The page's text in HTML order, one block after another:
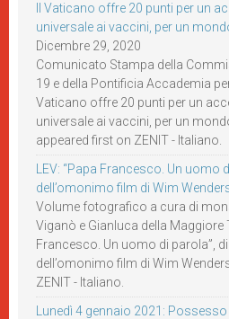
Il Vaticano offre 20 punti per un
universale ai vaccini, per un
Dicembre 29, 2020
Comunicato Stampa della
19 e della Pontificia Accademia
Vaticano offre 20 punti per un
universale ai vaccini, per un
appeared first on ZENIT - Italiano.
LEV: “Papa Francesco. Un uomo
dell’omonimo film di Wim
Volume fotografico a cura di
Viganò e Gianluca della Maggiore
Francesco. Un uomo di parola”,
dell’omonimo film di Wim
ZENIT - Italiano.
Lunedì 4 gennaio 2021: